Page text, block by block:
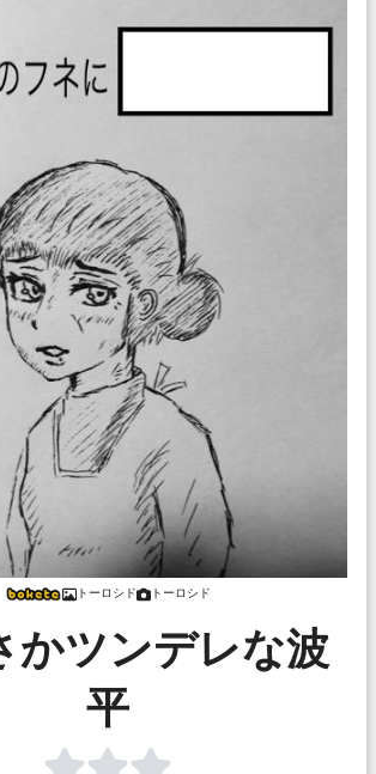
トーロシド トーロシド
かツンデレな波
平